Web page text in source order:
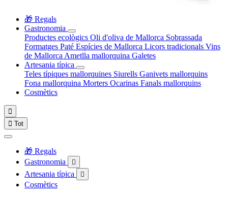
🎁 Regals
Gastronomia
Productes ecològics Oli d'oliva de Mallorca Sobrassada
Formatges Paté Espícies de Mallorca Licors tradicionals Vins
de Mallorca Ametlla mallorquina Galetes
Artesania típica
Teles típiques mallorquines Siurells Ganivets mallorquins
Fona mallorquina Morters Ocarinas Fanals mallorquins
Cosmètics

 Tot
🎁 Regals
Gastronomia

Artesania típica 
Cosmètics